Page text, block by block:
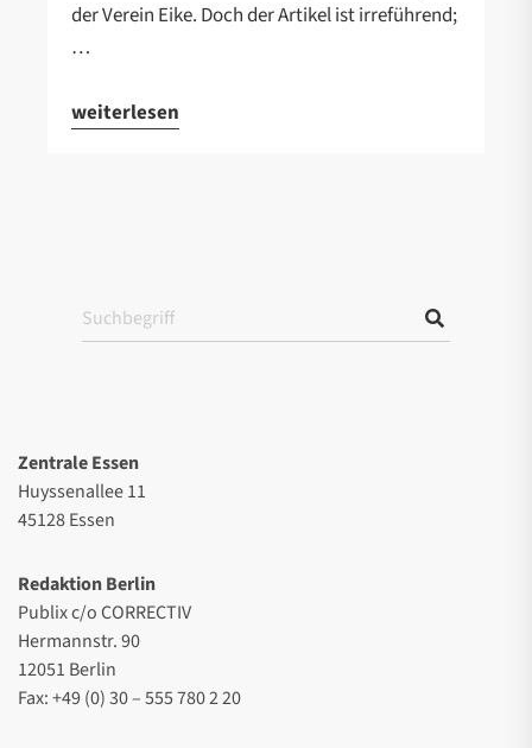
der Verein Eike. Doch der Artikel ist irreführend;
…
weiterlesen
Zentrale Essen
Huyssenallee 11
45128 Essen
Redaktion Berlin
Publix c/o CORRECTIV
Hermannstr. 90
12051 Berlin
Fax: +49 (0) 30 – 555 780 2 20